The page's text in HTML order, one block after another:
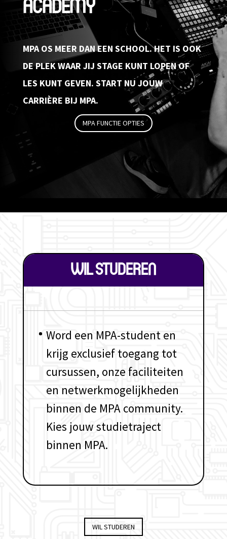
ACADEMY
MPA OS MEER DAN EEN SCHOOL. HET IS OOK
DE PLEK WAAR JIJ STAGE KUNT LOPEN OF
LES KUNT GEVEN. START NU JOUW
CARRIÈRE BIJ MPA.
MPA FUNCTIE OPTIES
WIL STUDEREN
Word een MPA-student en
krijg exclusief toegang tot
cursussen, onze faciliteiten
en netwerkmogelijkheden
binnen de MPA community.
Kies jouw studietraject
binnen MPA.
WIL STUDEREN